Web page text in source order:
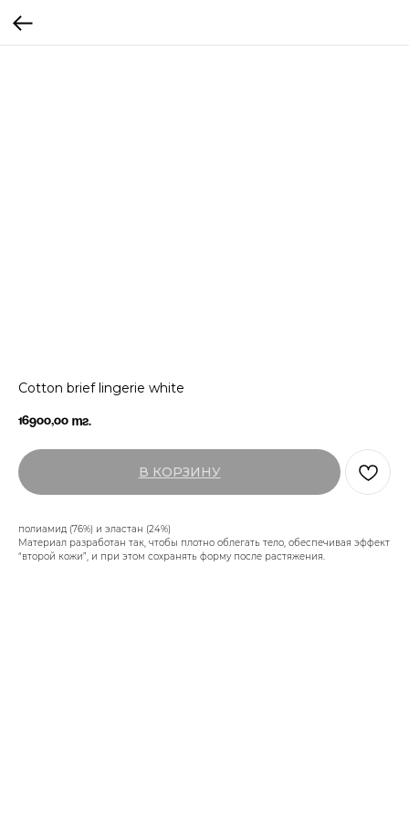
Cotton brief lingerie white
16900,00 тг.
В КОРЗИНУ
полиамид (76%) и эластан (24%)
Материал разработан так, чтобы плотно облегать тело, обеспечивая эффект
“второй кожи”, и при этом сохранять форму после растяжения.